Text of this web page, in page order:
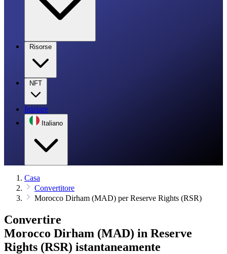
Risorse
NFT
Iniziare
Italiano
Casa
Convertitore
Morocco Dirham (MAD) per Reserve Rights (RSR)
Convertire
Morocco Dirham (MAD) in Reserve
Rights (RSR) istantaneamente